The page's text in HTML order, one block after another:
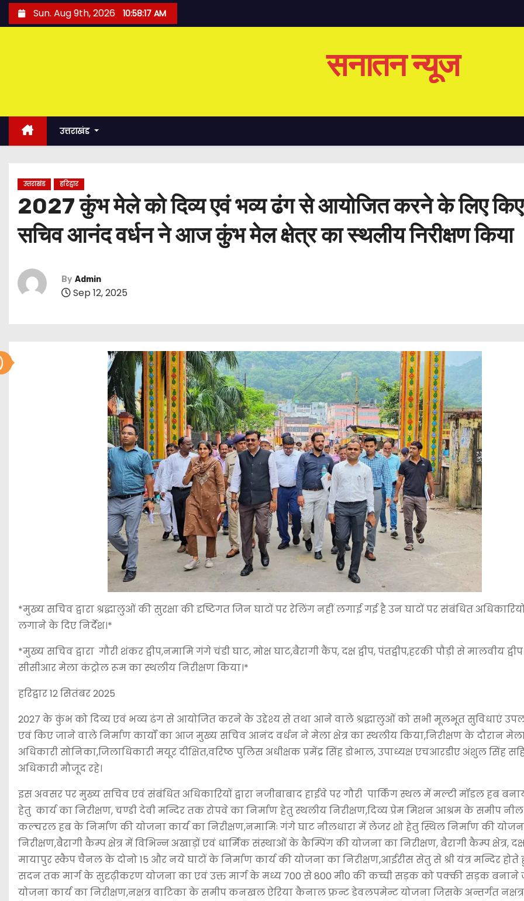
k
Sun. Aug 9th, 2026 10:58:18 AM
सनातन न्यूज
उत्तराखंड
उत्तराखंड हरिद्वार
2027 कुंभ मेले को दिव्य एवं भव्य ढंग से आयोजित करने के लिए किए
सचिव आनंद वर्धन ने आज कुंभ मेल क्षेत्र का स्थलीय निरीक्षण किया
By Admin
Sep 12, 2025
*मुख्य सचिव द्वारा श्रद्धालुओं की सुरक्षा की दृष्टिगत जिन घाटों पर रेलिंग नहीं लगाई गई है उन घाटों पर संबंधित
लगाने के दिए निर्देश।*
*मुख्य सचिव द्वारा गौरी शंकर द्वीप,नमामि गंगे चंडी घाट, मोक्ष घाट,बैरागी कैंप, दक्ष द्वीप, पंतद्वीप,हरकी पौड़ी से मालवीय
सीसीआर मेला कंट्रोल रूम का स्थलीय निरीक्षण किया।*
हरिद्वार 12 सितंबर 2025
2027 के कुंभ को दिव्य एवं भव्य ढंग से आयोजित करने के उद्देश्य से तथा आने वाले श्रद्धालुओं को सभी मूलभूत सुविधाएं
एवं किए जाने वाले निर्माण कार्यों का आज मुख्य सचिव आनंद वर्धन ने मेला क्षेत्र का स्थलीय किया,निरीक्षण के दौरान
अधिकारी सोनिका,जिलाधिकारी मयूर दीक्षित,वरिष्ठ पुलिस अधीक्षक प्रमेंद्र सिंह डोभाल, उपाध्यक्ष एचआरडीए अंशुल सिंह
अधिकारी मौजूद रहे।
इस अवसर पर मुख्य सचिव एवं संबंधित अधिकारियों द्वारा नजीबाबाद हाईवे पर गौरी पार्किंग स्थल में मल्टी मॉडल हब
हेतु कार्य का निरीक्षण, चण्डी देवी मन्दिर तक रोपवे का निर्माण हेतु स्थलीय निरीक्षण,दिव्य प्रेम मिशन आश्रम के समीप
कल्चरल हब के निर्माण की योजना कार्य का निरीक्षण,नमामिः गंगे घाट नीलधारा में लेजर शो हेतु स्थिल निर्माण की
निरीक्षण,बैरागी कैम्प क्षेत्र में विभिन्न अखाड़ों एवं धार्मिक संस्थाओं के कैम्पिंग की योजना का निरीक्षण, बैरागी कैम्प क्षेत्र,
मायापुर स्कैप चैनल के दोनो 15 और नये घाटों के निर्माण कार्य की योजना का निरीक्षण,आईरीस सेतु से श्री यंत्र मन्दिर होते
सदन तक मार्ग के सुदृढ़ीकरण योजना का एवं उक्त मार्ग के मध्य 700 से 800 मी0 की कच्ची सड़क को पक्की सड़क बनाने
योजना कार्य का निरीक्षण,नक्षत्र वाटिका के समीप कनखल ऐरिया कैनाल फ्रन्ट डेवलपमेन्ट योजना जिसके अन्तर्गत